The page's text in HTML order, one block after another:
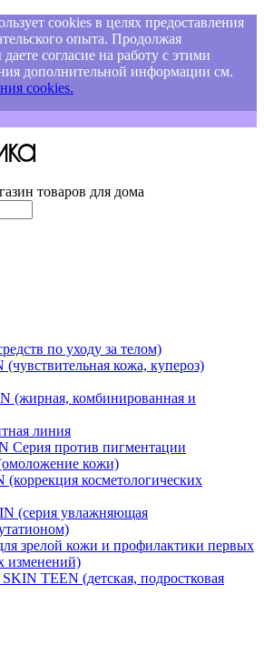
cookies в целях предоставления
опыта. Продолжая
согласие на работу с этими
дополнительной информации см.
cookies.
товаров для дома
по уходу за телом)
кожа, купероз)
(жирная, комбинированная и
линия
Серия против пигментации
кожи)
косметологических
(серия увлажняющая
зрелой кожи и профилактики первых
изменений)
TEEN (детская, подростковая